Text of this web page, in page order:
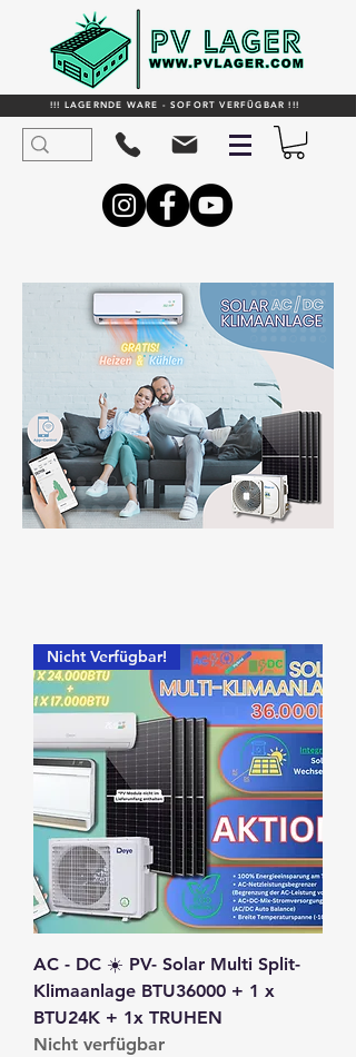
!!! LAGERNDE WARE - SOFORT VERFÜGBAR !!!
Nicht Verfügbar!
AC - DC ☀️ PV- Solar Multi Split-
Klimaanlage BTU36000 + 1 x
BTU24K + 1x TRUHEN
Nicht verfügbar